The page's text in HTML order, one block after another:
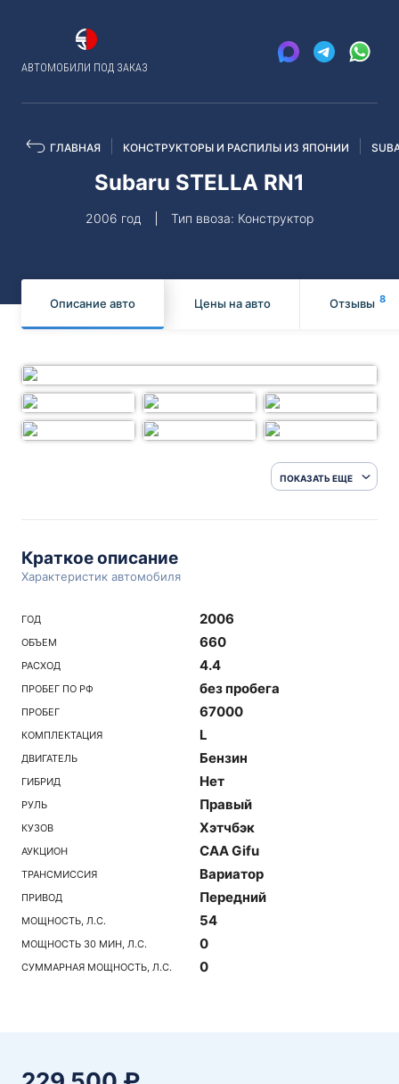
АВТОМОБИЛИ ПОД ЗАКАЗ
ГЛАВНАЯ КОНСТРУКТОРЫ И РАСПИЛЫ ИЗ ЯПОНИИ
Subaru STELLA RN1
2006 год Тип ввоза: Конструктор
Описание авто Цены на авто Отзывы 8
ПОКАЗАТЬ ЕЩЕ
Краткое описание
Характеристик автомобиля
ГОД 2006
ОБЪЕМ 660
РАСХОД 4.4
ПРОБЕГ ПО РФ без пробега
ПРОБЕГ 67000
КОМПЛЕКТАЦИЯ L
ДВИГАТЕЛЬ Бензин
ГИБРИД Нет
РУЛЬ Правый
КУЗОВ Хэтчбэк
АУКЦИОН CAA Gifu
ТРАНСМИССИЯ Вариатор
ПРИВОД Передний
МОЩНОСТЬ, Л.С. 54
МОЩНОСТЬ 30 МИН, Л.С. 0
СУММАРНАЯ МОЩНОСТЬ, Л.С. 0